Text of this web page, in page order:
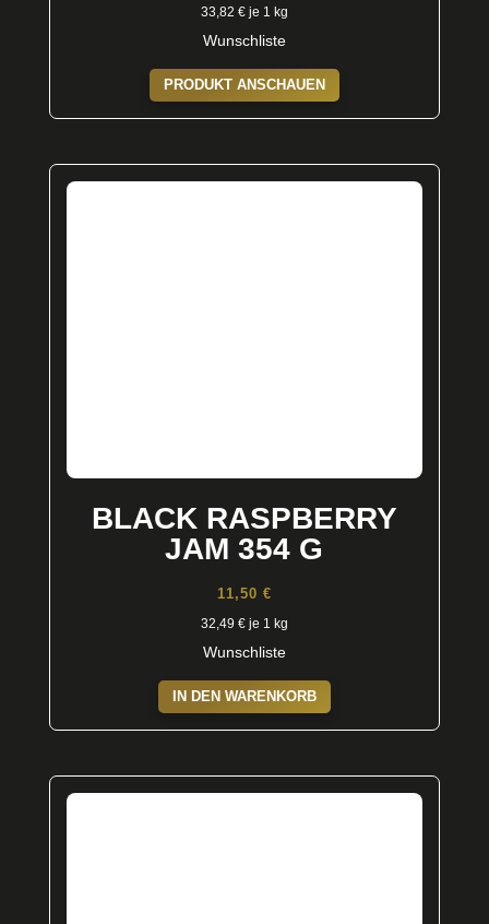
33,82 €je 1 kg
Wunschliste
PRODUKT ANSCHAUEN
BLACK RASPBERRY
JAM 354 G
11,50 €
32,49 €je 1 kg
Wunschliste
IN DEN WARENKORB